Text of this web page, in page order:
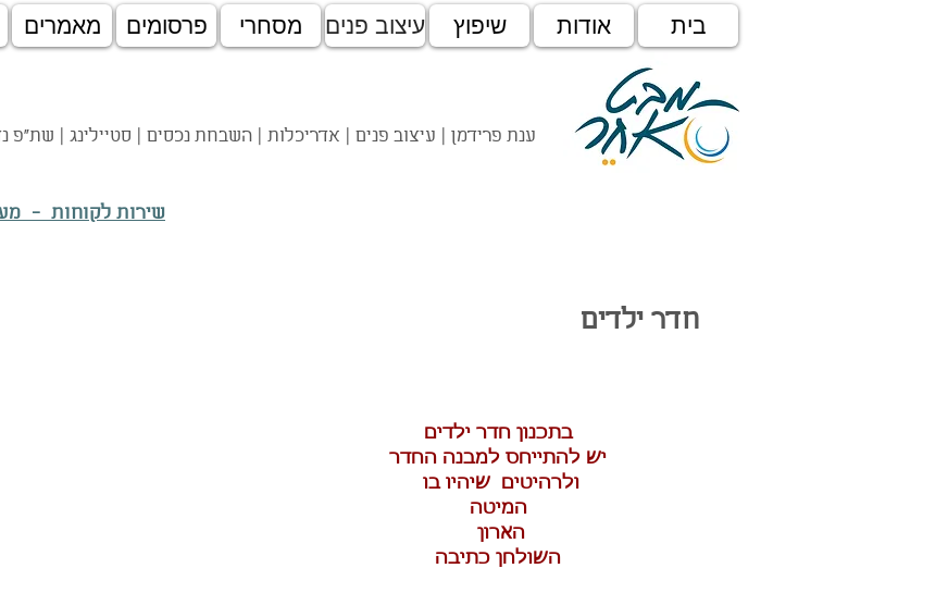
מאמרים פרסומים מסחרי עיצוב פנים שיפוץ אודות בית
ענת פרידמן | עיצוב פנים | אדריכלות | השבחת נכסים | סטיילינג | שת"פ
שירות לקוחות -
חדר ילדים
בתכנון חדר ילדים
יש להתייחס למבנה החדר
ולרהיטים שיהיו בו
המיטה
הארון
השולחן כתיבה